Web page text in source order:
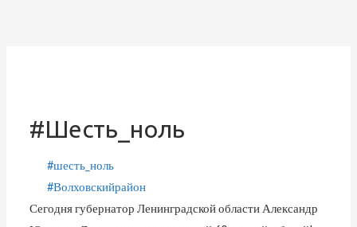
#шесть_ноль
#шесть_ноль
#Волховскийрайон
Сегодня губернатор Ленинградской области Александр